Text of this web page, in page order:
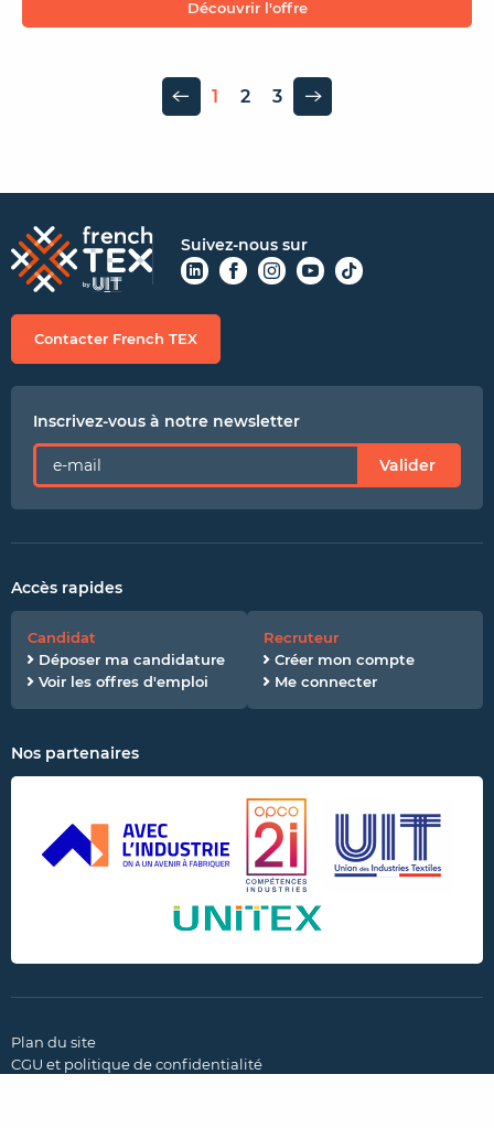
Découvrir l'offre
Page précédente 1 2 3 Page suivante
Suivez-nous sur
Contacter French TEX
Inscrivez-vous à notre newsletter
Valider
Accès rapides
Candidat
Déposer ma candidature
Voir les offres d'emploi
Recruteur
Créer mon compte
Me connecter
Nos partenaires
Plan du site
CGU et politique de confidentialité